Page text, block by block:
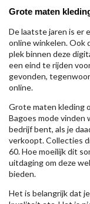
Grote maten
De laatste jaren is er
online winkelen. Ook
plek binnen deze
een eind te rijden
gevonden,
online.
Grote maten kleding
Bagoes mode vinden
bedrijf bent, als je
verkoopt. Collecties
60. Hoe moeilijk dit
uitdaging om deze
bieden.
Het is belangrijk dat